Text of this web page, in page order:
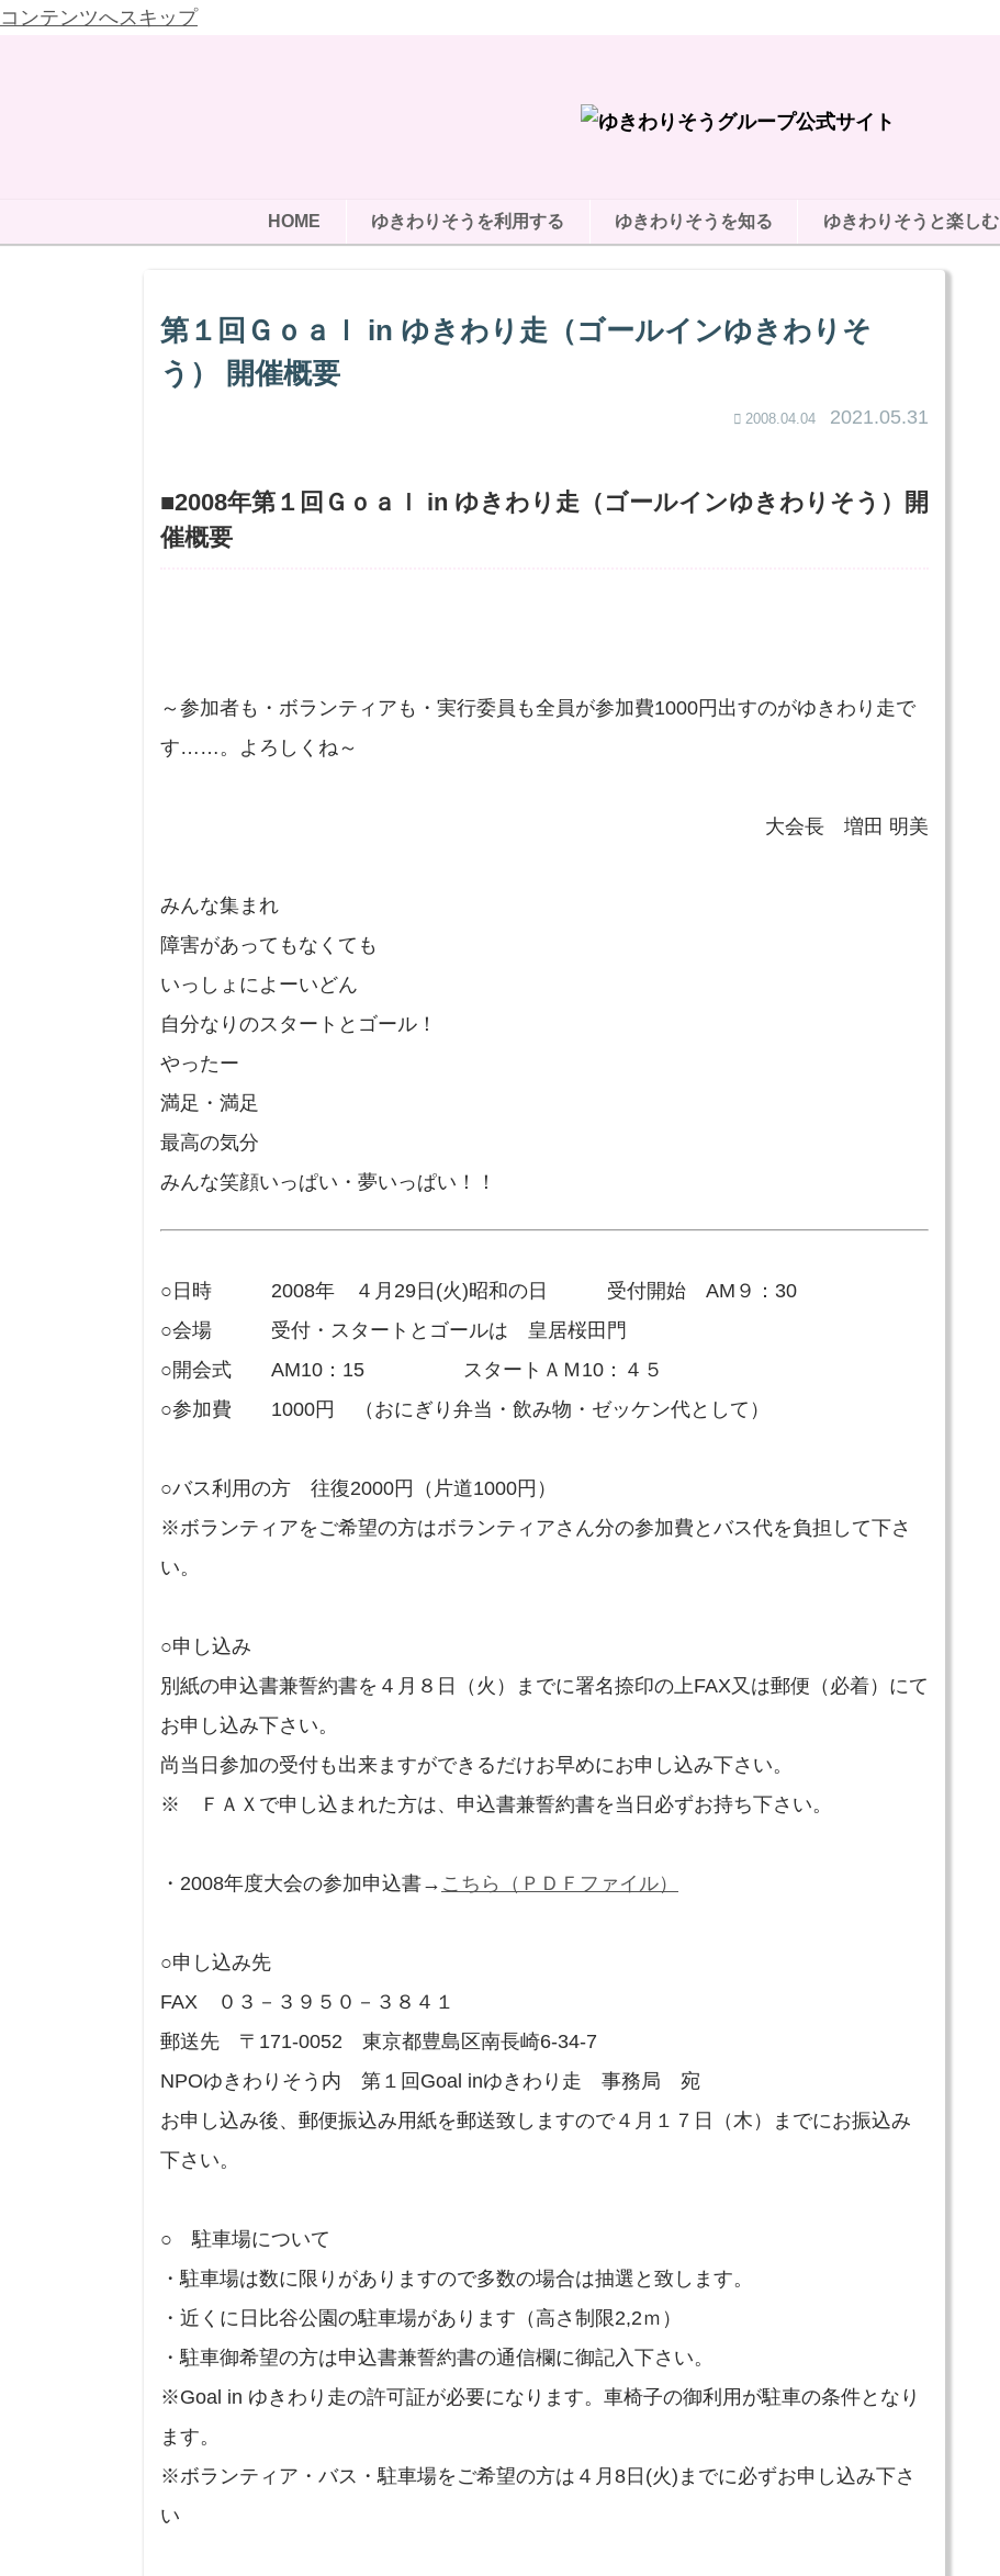
コンテンツへスキップ
HOME ゆきわりそうを利用する ゆきわりそうを知る ゆきわりそうと楽しむ
第１回Ｇｏａｌ in ゆきわり走（ゴールインゆきわりそ
う） 開催概要
2008.04.04 2021.05.31
■2008年第１回Ｇｏａｌ in ゆきわり走（ゴールインゆきわりそう）開
催概要
～参加者も・ボランティアも・実行委員も全員が参加費1000円出すのがゆきわり走で
す……。よろしくね～
大会長 増田 明美
みんな集まれ
障害があってもなくても
いっしょによーいどん
自分なりのスタートとゴール！
やったー
満足・満足
最高の気分
みんな笑顔いっぱい・夢いっぱい！！
○日時 2008年 ４月29日(火)昭和の日 受付開始 AM９：30
○会場 受付・スタートとゴールは 皇居桜田門
○開会式 AM10：15 スタートＡＭ10：４５
○参加費 1000円 （おにぎり弁当・飲み物・ゼッケン代として）
○バス利用の方 往復2000円（片道1000円）
※ボランティアをご希望の方はボランティアさん分の参加費とバス代を負担して下さ
い。
○申し込み
別紙の申込書兼誓約書を４月８日（火）までに署名捺印の上FAX又は郵便（必着）にて
お申し込み下さい。
尚当日参加の受付も出来ますができるだけお早めにお申し込み下さい。
※ ＦＡＸで申し込まれた方は、申込書兼誓約書を当日必ずお持ち下さい。
・2008年度大会の参加申込書→ こちら（ＰＤＦファイル）
○申し込み先
FAX ０３－３９５０－３８４１
郵送先 〒171-0052 東京都豊島区南長崎6-34-7
NPOゆきわりそう内 第１回Goal inゆきわり走 事務局 宛
お申し込み後、郵便振込み用紙を郵送致しますので４月１７日（木）までにお振込み
下さい。
○ 駐車場について
・駐車場は数に限りがありますので多数の場合は抽選と致します。
・近くに日比谷公園の駐車場があります（高さ制限2,2ｍ）
・駐車御希望の方は申込書兼誓約書の通信欄に御記入下さい。
※Goal in ゆきわり走の許可証が必要になります。車椅子の御利用が駐車の条件となり
ます。
※ボランティア・バス・駐車場をご希望の方は４月8日(火)までに必ずお申し込み下さ
い